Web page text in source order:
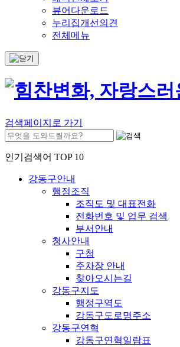
뷰어다운로드
누리집개선의견
전체메뉴
검색페이지로 가기
인기검색어 TOP 10
강동구안내
행정조직
조직도 및 대표전화
전화번호 및 업무 검색
부서안내
청사안내
구청
주차장 안내
찾아오시는길
강동구지도
행정구역도
강동구도로명주소
강동구연혁
강동구연혁일람표